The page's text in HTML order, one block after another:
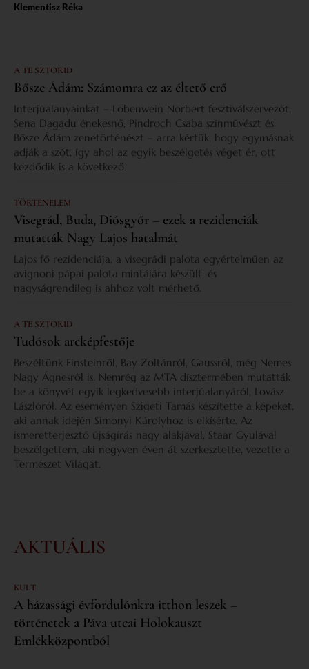
Klementisz Réka
A TE SZTORID
Bősze Ádám: Számomra ez az éltető erő
Interjúalanyainkat – Lobenwein Norbert fesztiválszervezőt,
Sena Dagadu énekesnő, Pindroch Csaba színművészt és
Bősze Ádám zenetörténészt – arra kértük, hogy egymásnak
adják a szót, így ahol az egyik beszélgetés véget ér, ott
kezdődik is a következő.
TÖRTÉNELEM
Visegrád, Buda, Diósgyőr – ezek a rezidenciák
mutatták Nagy Lajos hatalmát
Lajos fő rezidenciája, a visegrádi palota egyértelműen az
avignoni pápai palota mintájára készült, és
nagyságrendileg is ahhoz volt mérhető.
A TE SZTORID
Tudósok arcképfestője
Beszéltünk Einsteinről, Bay Zoltánról, Gaussról, még Nemes
Nagy Ágnesről is. Nemrég az MTA dísztermében mutatták
be a könyvét egyik legkedvesebb interjúalanyáról, Lovász
Lászlóról. Az eseményen Szigeti Tamás készítette a képeket,
aki annak idején Simonyi Károlyhoz is elkísérte. Az
ismeretterjesztő újságírás nagy alakjával, Staar Gyulával
beszélgettem, aki negyven éven át szerkesztette, vezette a
Természet Világát.
AKTUÁLIS
KULT
A házassági évfordulónkra itthon leszek –
történetek a Páva utcai Holokauszt
Emlékközpontból